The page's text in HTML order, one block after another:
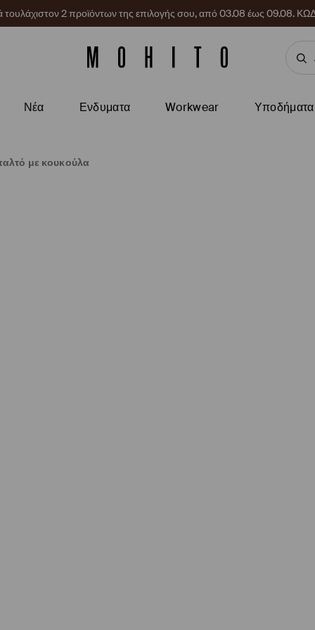
τουλάχιστον 2 προϊόντων της επιλογής σου, από 03.08 έως 09.08.
Νέα Ενδυματα Workwear Υποδήματα
με κουκούλα